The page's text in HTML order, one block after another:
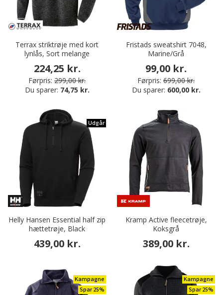
Terrax striktrøje med kort
lynlås, Sort melange
224,25 kr.
Førpris: 299,00 kr.
Du sparer: 74,75 kr.
Fristads sweatshirt 7048,
Marine/Grå
99,00 kr.
Førpris: 699,00 kr.
Du sparer: 600,00 kr.
Udgår
Helly Hansen Essential half zip
hættetrøje, Black
439,00 kr.
Kramp Active fleecetrøje,
Koksgrå
389,00 kr.
Kampagne
Spar 25%
Kampagne
Spar 25%